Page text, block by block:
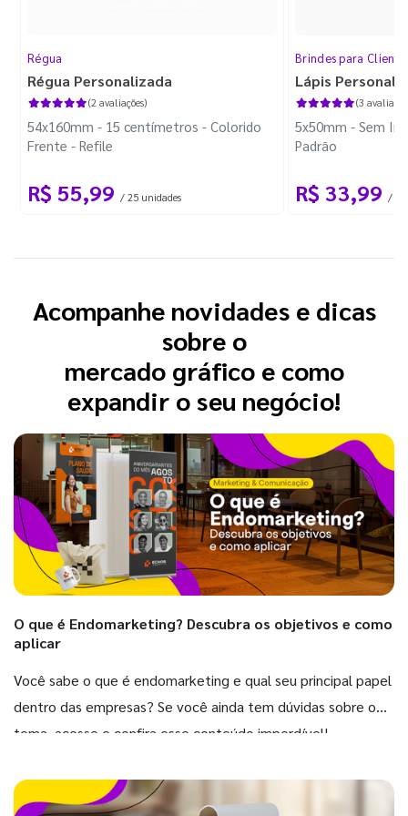
Régua
Régua Personalizada
(2 avaliações)
54x160mm - 15 centímetros - Colorido
Frente - Refile
R$ 55,99 / 25 unidades
Brindes para
Lápis
(3
5x50mm - Sem
Padrão
R$ 33,99 / 10
Acompanhe novidades e dicas
sobre o
mercado gráfico e como
expandir o seu negócio!
O que é Endomarketing? Descubra os objetivos e como
aplicar
Você sabe o que é endomarketing e qual seu principal papel
dentro das empresas? Se você ainda tem dúvidas sobre o
tema, acesse e confira esse conteúdo imperdível!